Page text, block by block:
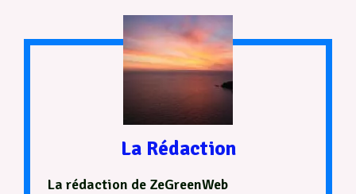
La Rédaction
La rédaction de ZeGreenWeb